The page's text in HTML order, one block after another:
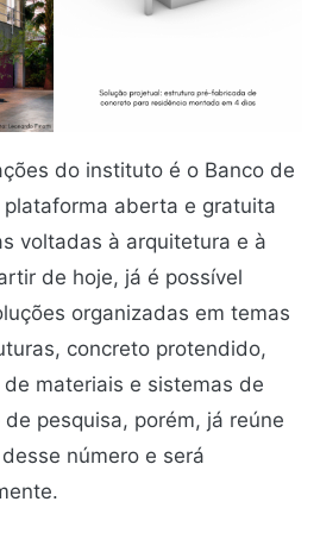
do instituto é o Banco de
plataforma aberta e gratuita
voltadas à arquitetura e à
de hoje, já é possível
organizadas em temas
concreto protendido,
materiais e sistemas de
pesquisa, porém, já reúne
número e será